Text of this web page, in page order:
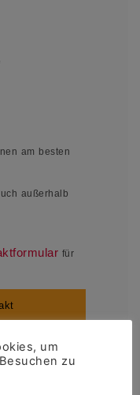
am besten
außerhalb
für
um
zu